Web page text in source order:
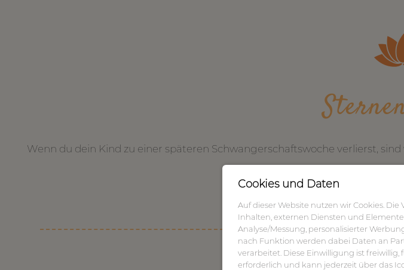
Wenn du dein Kind zu einer späteren Schwangerschaftswoche verlierst,
Cookies und Daten
Auf dieser Website nutzen wir Cookies.
Inhalten, externen Diensten und
Analyse/Messung, personalisierter
nach Funktion werden dabei Daten an
verarbeitet. Diese Einwilligung ist
erforderlich und kann jederzeit über das